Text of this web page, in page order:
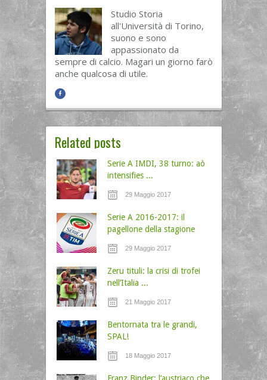
Studio Storia
all'Università di Torino,
suono e sono
appassionato da
sempre di calcio. Magari un giorno farò
anche qualcosa di utile.
Related posts
Serie A IMDI, 38 turno: aò
intensifies ...
29 Maggio 2017
Serie A 2016-2017: il
pagellone della stagione
29 Maggio 2017
Zeru tituli: la crisi di trofei
nell’Italia ...
21 Maggio 2017
Bentornata tra le grandi,
SPAL!
18 Maggio 2017